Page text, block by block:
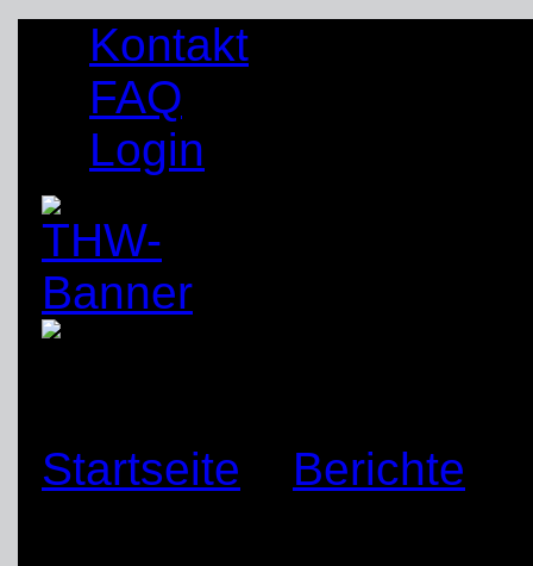
Kontakt
FAQ
Login
Startseite Berichte